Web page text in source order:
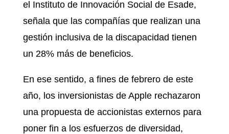
el Instituto de Innovación Social de Esade,
señala que las compañías que realizan una
gestión inclusiva de la discapacidad tienen
un 28% más de beneficios.
En ese sentido, a fines de febrero de este
año, los inversionistas de Apple rechazaron
una propuesta de accionistas externos para
poner fin a los esfuerzos de diversidad,